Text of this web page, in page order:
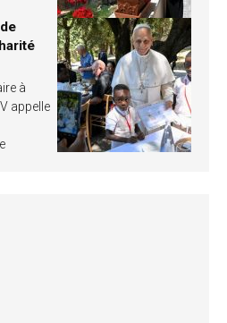
à
appelle